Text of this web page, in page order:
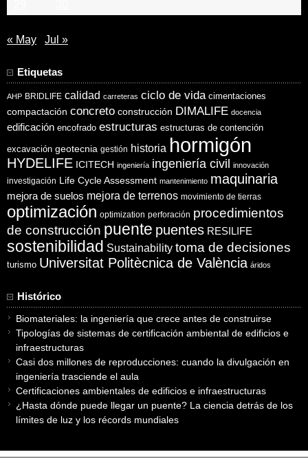
« May Jul »
Etiquetas
AHP BRIDLIFE calidad carreteras ciclo de vida cimentaciones
compactación concreto construcción DIMALIFE docencia
edificación encofrado estructuras estructuras de contención
excavación geotecnia gestión historia hormigón
HYDELIFE ICITECH ingeniería ingeniería civil innovación
investigación Life Cycle Assessment mantenimiento maquinaria
mejora de suelos mejora de terrenos movimiento de tierras
optimización optimization perforación procedimientos
de construcción puente puentes RESILIFE
sostenibilidad Sustainability toma de decisiones
turismo Universitat Politècnica de València áridos
Histórico
Biomateriales: la ingeniería que crece antes de construirse
Tipologías de sistemas de certificación ambiental de edificios e
infraestructuras
Casi dos millones de reproducciones: cuando la divulgación en
ingeniería trasciende el aula
Certificaciones ambientales de edificios e infraestructuras
¿Hasta dónde puede llegar un puente? La ciencia detrás de los
límites de luz y los récords mundiales